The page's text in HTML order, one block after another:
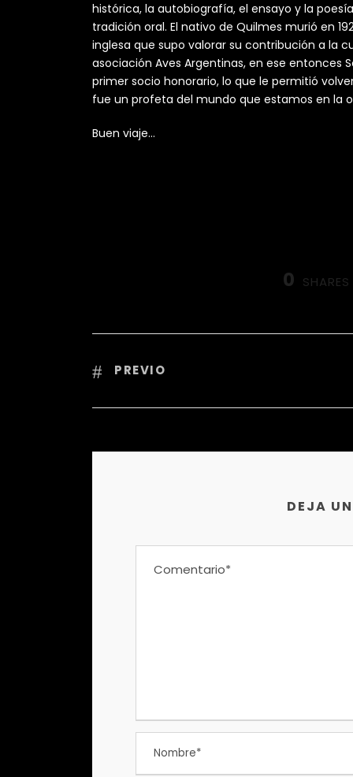
histórica, la autobiografía, el ensayo y la
tradición oral. El nativo de Quilmes murió en
inglesa que supo valorar su contribución a la
asociación Aves Argentinas, en ese entonces
primer socio honorario, lo que le permitió
fue un profeta del mundo que estamos en la
Buen viaje…
0 SHARES
PREVIO
DEJA